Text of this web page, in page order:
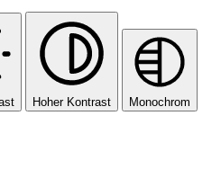
Hoher Kontrast Monochrom